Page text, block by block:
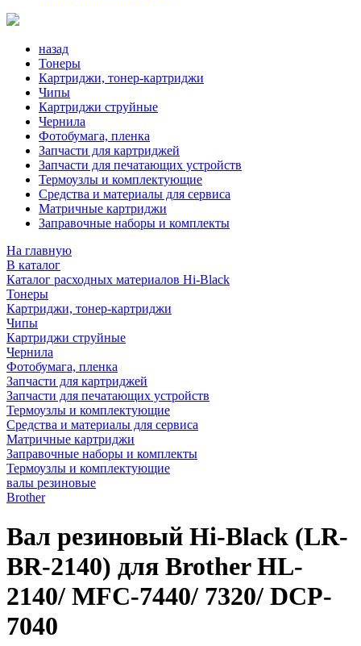
назад
Тонеры
Картриджи, тонер-картриджи
Чипы
Картриджи струйные
Чернила
Фотобумага, пленка
Запчасти для картриджей
Запчасти для печатающих устройств
Термоузлы и комплектующие
Средства и материалы для сервиса
Матричные картриджи
Заправочные наборы и комплекты
На главную
В каталог
Каталог расходных материалов Hi-Black
Тонеры
Картриджи, тонер-картриджи
Чипы
Картриджи струйные
Чернила
Фотобумага, пленка
Запчасти для картриджей
Запчасти для печатающих устройств
Термоузлы и комплектующие
Средства и материалы для сервиса
Матричные картриджи
Заправочные наборы и комплекты
Термоузлы и комплектующие
валы резиновые
Brother
Вал резиновый Hi-Black (LR-
BR-2140) для Brother HL-
2140/ MFC-7440/ 7320/ DCP-
7040